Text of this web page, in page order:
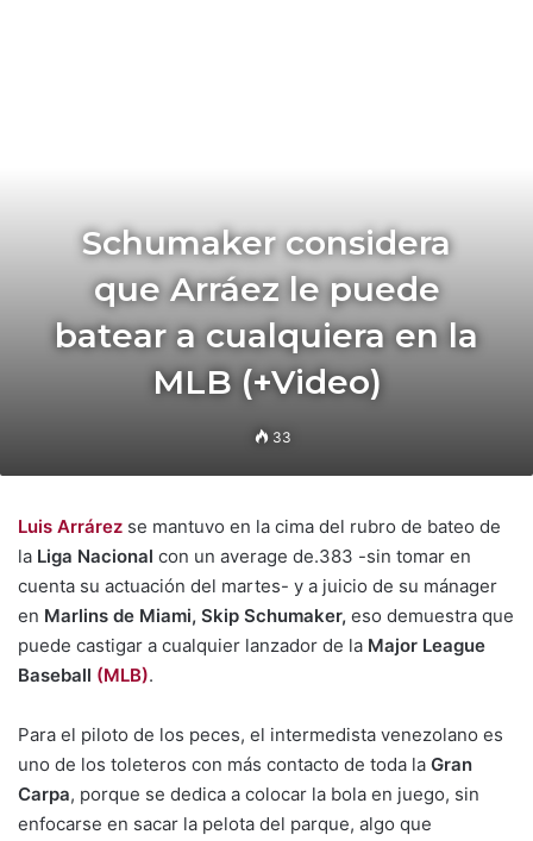
Schumaker considera
que Arráez le puede
batear a cualquiera en la
MLB (+Video)
33
Luis Arrárez se mantuvo en la cima del rubro de bateo de
la Liga Nacional con un average de.383 -sin tomar en
cuenta su actuación del martes- y a juicio de su mánager
en Marlins de Miami, Skip Schumaker, eso demuestra que
puede castigar a cualquier lanzador de la Major League
Baseball (MLB).
Para el piloto de los peces, el intermedista venezolano es
uno de los toleteros con más contacto de toda la Gran
Carpa, porque se dedica a colocar la bola en juego, sin
enfocarse en sacar la pelota del parque, algo que